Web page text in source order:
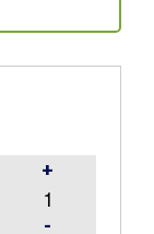
-
+